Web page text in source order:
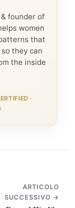
founder of
women
that
they can
the inside
·
ARTICOLO
SUCCESSIVO →